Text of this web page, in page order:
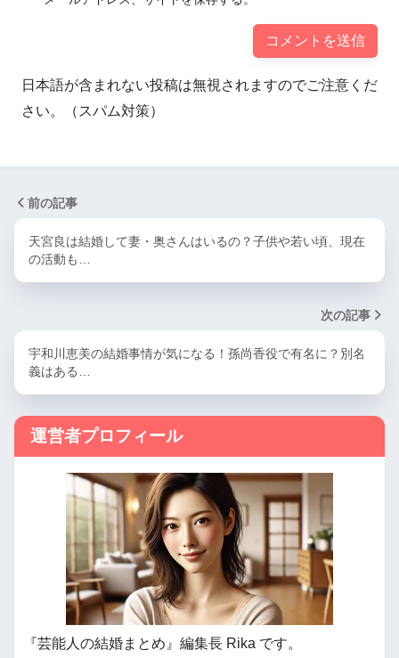
日本語が含まれない投稿は無視されますのでご注意くだ
さい。（スパム対策）
前の記事
天宮良は結婚して妻・奥さんはいるの？子供や若い頃、現在
の活動も…
次の記事
宇和川恵美の結婚事情が気になる！孫尚香役で有名に？別名
義はある…
運営者プロフィール
『芸能人の結婚まとめ』編集長 Rika です。